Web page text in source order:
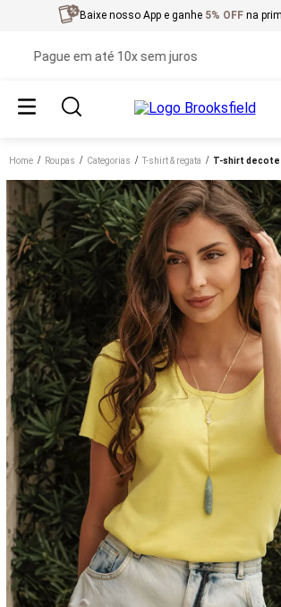
Baixe nosso App e ganhe 5% OFF na
em até 10x sem juros
Home roupas categorias t-shirt & regata t-shirt